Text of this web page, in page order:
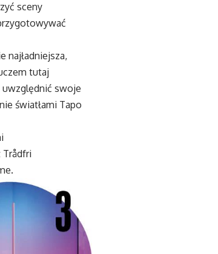
sceny
najładniejsza,
tutaj
swoje
światłami Tapo
Trådfri